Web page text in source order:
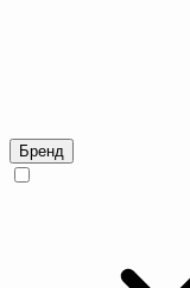
Бренд